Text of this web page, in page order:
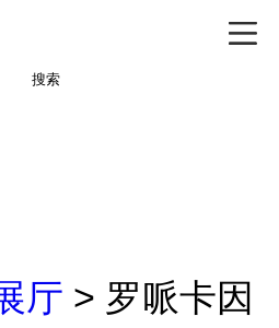
搜索
厅 > 罗哌卡因